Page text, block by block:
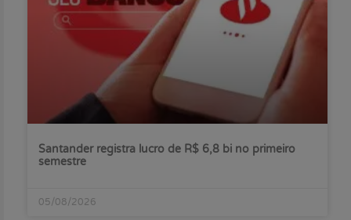
Santander registra lucro de R$ 6,8 bi no primeiro
semestre
05/08/2026